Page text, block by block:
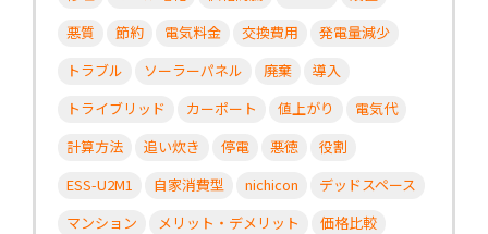
悪質
節約 電気料金 交換費用
発電量減少
トラブル
ソーラーパネル 廃棄
導入
トライブリッド
カーポート 値上がり
電気代
計算方法
追い炊き 停電 悪徳
役割
ESS-U2M1
自家消費型 nichicon
デッドスペース
マンション
メリット・デメリット
価格比較